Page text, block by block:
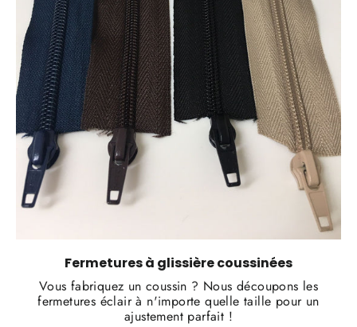
Fermetures à glissière coussinées
Vous fabriquez un coussin ? Nous découpons les
fermetures éclair à n'importe quelle taille pour un
ajustement parfait !